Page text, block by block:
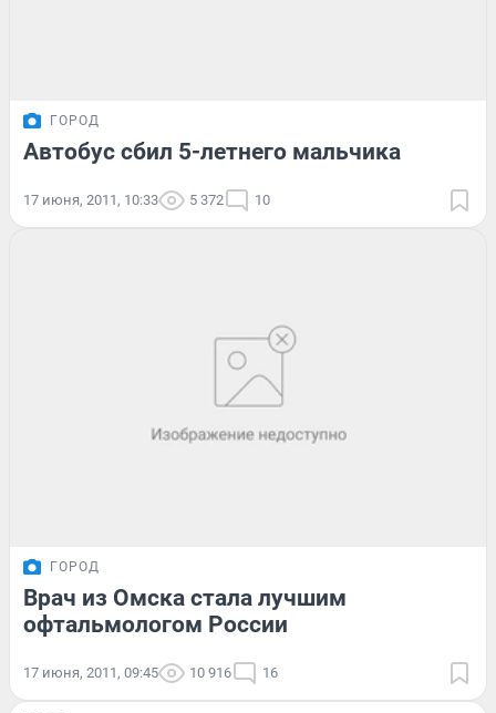
ГОРОД
Автобус сбил 5-летнего мальчика
17 июня, 2011, 10:33 5 372 10
ГОРОД
Врач из Омска стала лучшим
офтальмологом России
17 июня, 2011, 09:45 10 916 16